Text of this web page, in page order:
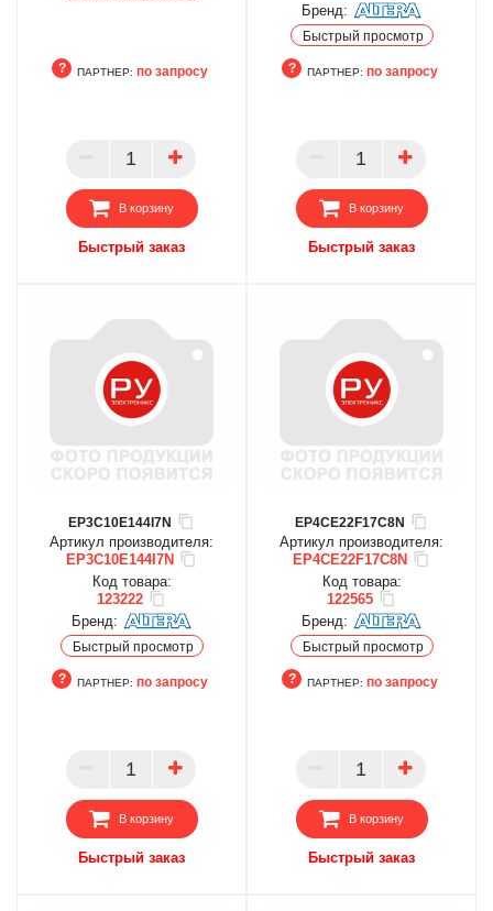
ПАРТНЕР: по запросу
В корзину
Быстрый заказ
Бренд:
Быстрый просмотр
ПАРТНЕР: по запросу
В корзину
Быстрый заказ
EP3C10E144I7N
Артикул производителя:
EP3C10E144I7N
Код товара:
123222
Бренд:
Быстрый просмотр
ПАРТНЕР: по запросу
В корзину
Быстрый заказ
EP4CE22F17C8N
Артикул производителя:
EP4CE22F17C8N
Код товара:
122565
Бренд:
Быстрый просмотр
ПАРТНЕР: по запросу
В корзину
Быстрый заказ